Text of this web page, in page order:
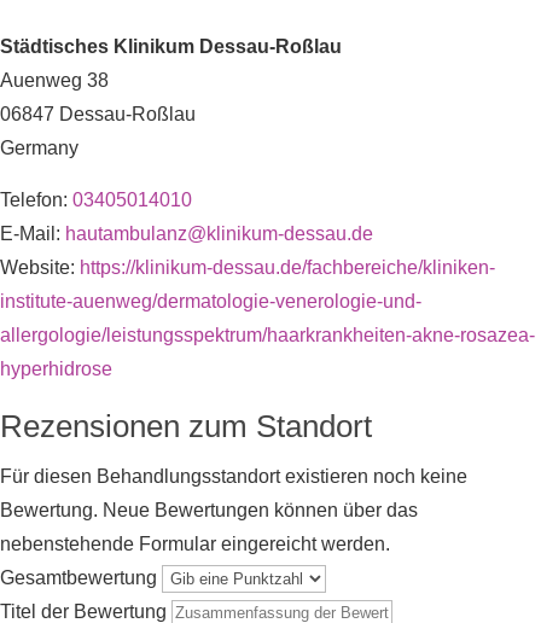
Städtisches Klinikum Dessau-Roßlau
Auenweg 38
06847 Dessau-Roßlau
Germany
Telefon: 03405014010
E-Mail: hautambulanz@klinikum-dessau.de
Website: https://klinikum-dessau.de/fachbereiche/kliniken-
institute-auenweg/dermatologie-venerologie-und-
allergologie/leistungsspektrum/haarkrankheiten-akne-rosazea-
hyperhidrose
Rezensionen zum Standort
Für diesen Behandlungsstandort existieren noch keine
Bewertung. Neue Bewertungen können über das
nebenstehende Formular eingereicht werden.
Gesamtbewertung
Titel der Bewertung